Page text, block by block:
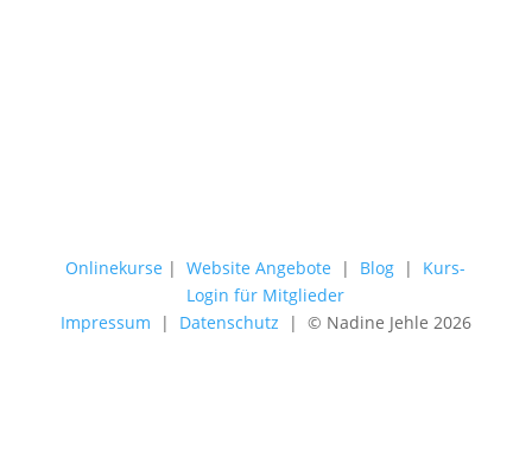
Onlinekurse |Website Angebote | Blog | Kurs-
Login für Mitglieder
Impressum | Datenschutz | © Nadine Jehle 2026